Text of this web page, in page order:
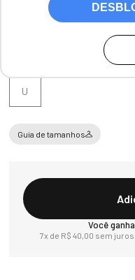
U
Guia de tamanhos
Você
7x de R$ 40,00 sem juros